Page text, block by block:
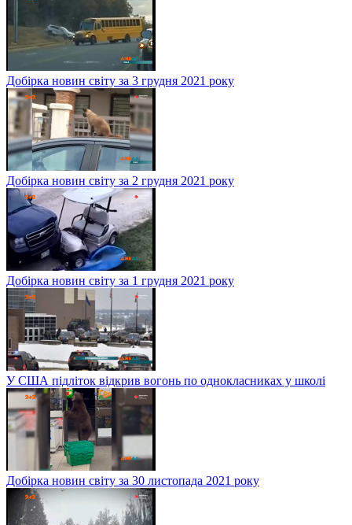
Добірка новин світу за 3 грудня 2021 року
Добірка новин світу за 2 грудня 2021 року
Добірка новин світу за 1 грудня 2021 року
У США підліток відкрив вогонь по однокласниках у школі
Добірка новин світу за 30 листопада 2021 року